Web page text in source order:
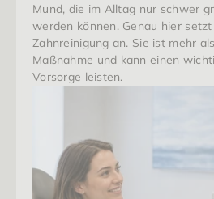
Mund, die im Alltag nur schwer
werden können. Genau hier
Zahnreinigung an. Sie ist mehr
Maßnahme und kann einen
Vorsorge leisten.